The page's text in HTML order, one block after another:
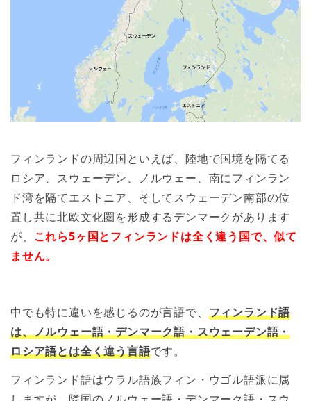
フィンランドの周辺国といえば、陸地で国境を隔てる
ロシア、スウェーデン、ノルウェー、南にフィンラン
ド湾を隔てエストニア、そしてスウェーデン南部の位
置し共に北欧文化圏を形成するデンマークがあります
が、 これら5ヶ国とフィンランドは全く違う国で、似て
ません。
中でも特に違いを感じるのが言語で、 フィンランド語
は、ノルウェー語・デンマーク語・スウェーデン語・
ロシア語とは全く違う言語です。
フィンランド語はウラル語族フィン・ウゴル語派に属